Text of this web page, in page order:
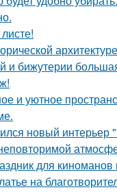
и бижутерии
и уютное
новый интерьер
для
на